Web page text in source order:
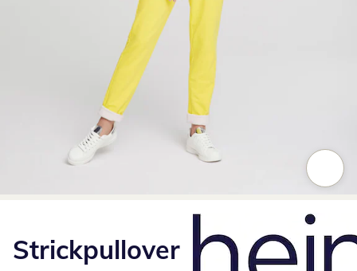
Strickpullover